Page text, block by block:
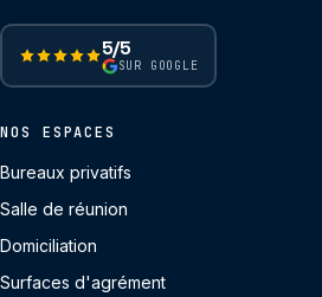
5/5
SUR GOOGLE
NOS ESPACES
Bureaux privatifs
Salle de réunion
Domiciliation
Surfaces d'agrément